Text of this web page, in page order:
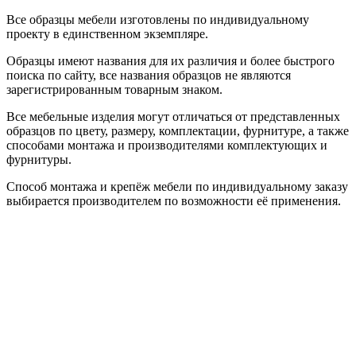
Все образцы мебели изготовлены по индивидуальному
проекту в единственном экземпляре.
Образцы имеют названия для их различия и более быстрого
поиска по сайту, все названия образцов не являются
зарегистрированным товарным знаком.
Все мебельные изделия могут отличаться от представленных
образцов по цвету, размеру, комплектации, фурнитуре, а также
способами монтажа и производителями комплектующих и
фурнитуры.
Способ монтажа и крепёж мебели по индивидуальному заказу
выбирается производителем по возможности её применения.